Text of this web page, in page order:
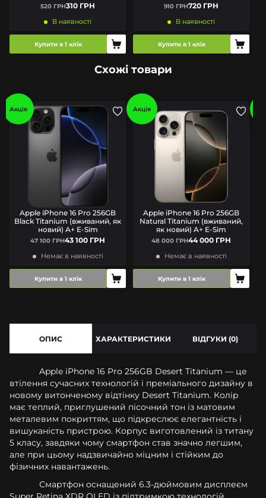
520 ГРН310 ГРН
В наявності
Купити в 1 клік
910 ГРН720 ГРН
В наявності
Купити в 1 клік
Схожі товари
Акція
Apple iPhone 16 Pro 256GB
Black Titanium (вживаний, як
новий) A+ E-Sim
47 100 ГРН43 100 ГРН
Немає в наявності
Купити в 1 клік
Акція
Apple iPhone 16 Pro 256GB
Natural Titanium (вживаний,
як новий) A+ E-Sim
48 000 ГРН44 000 ГРН
Немає в наявності
Купити в 1 клік
ОПИС ХАРАКТЕРИСТИКИ ВІДГУКИ (0)
Apple iPhone 16 Pro 256GB Desert Titanium — це
втілення сучасних технологій і преміального дизайну в
новому витонченому відтінку Desert Titanium. Колір
має теплий, приглушений пісочний тон із матовим
металевим покриттям, що підкреслює елегантність і
вишуканість пристрою. Корпус виготовлений із титану
5 класу, завдяки чому смартфон став значно легшим,
але при цьому надзвичайно міцним і стійким до
фізичних навантажень.
Смартфон оснащений 6.3-дюймовим дисплеєм